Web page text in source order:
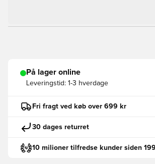
På lager online
Leveringstid: 1-3 hverdage
Fri fragt ved køb over 699 kr
30 dages returret
10 milioner tilfredse kunder siden